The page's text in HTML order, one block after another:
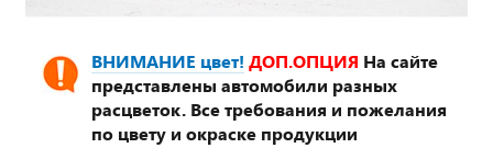
ВНИМАНИЕ цвет! ДОП.ОПЦИЯ На сайте
представлены автомобили разных
расцветок. Все требования и пожелания
по цвету и окраске продукции